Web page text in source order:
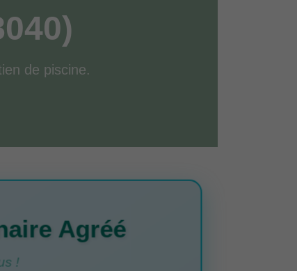
de piscine.
Agréé
!